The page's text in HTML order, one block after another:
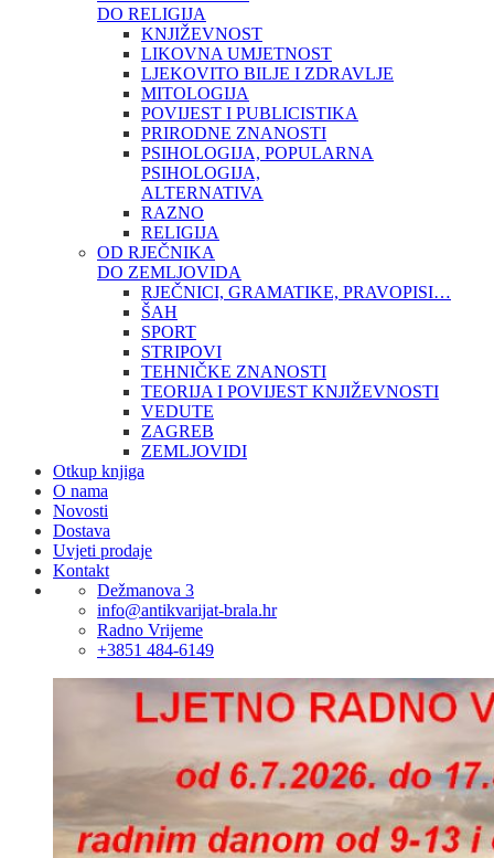
DO RELIGIJA
KNJIŽEVNOST
LIKOVNA UMJETNOST
LJEKOVITO BILJE I ZDRAVLJE
MITOLOGIJA
POVIJEST I PUBLICISTIKA
PRIRODNE ZNANOSTI
PSIHOLOGIJA, POPULARNA
PSIHOLOGIJA,
ALTERNATIVA
RAZNO
RELIGIJA
OD RJEČNIKA
DO ZEMLJOVIDA
RJEČNICI, GRAMATIKE, PRAVOPISI…
ŠAH
SPORT
STRIPOVI
TEHNIČKE ZNANOSTI
TEORIJA I POVIJEST KNJIŽEVNOSTI
VEDUTE
ZAGREB
ZEMLJOVIDI
Otkup knjiga
O nama
Novosti
Dostava
Uvjeti prodaje
Kontakt
Dežmanova 3
info@antikvarijat-brala.hr
Radno Vrijeme
+3851 484-6149